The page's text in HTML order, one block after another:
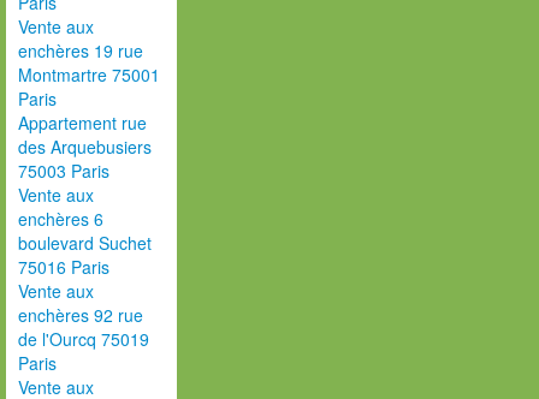
Vente aux
enchères 19 rue
Montmartre 75001
Paris
Appartement rue
des Arquebusiers
75003 Paris
Vente aux
enchères 6
boulevard Suchet
75016 Paris
Vente aux
enchères 92 rue
de l'Ourcq 75019
Paris
Vente aux